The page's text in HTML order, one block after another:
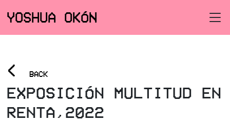
YOSHUA OKÓN
< BACK
EXPOSICIÓN MULTITUD EN
RENTA,2022